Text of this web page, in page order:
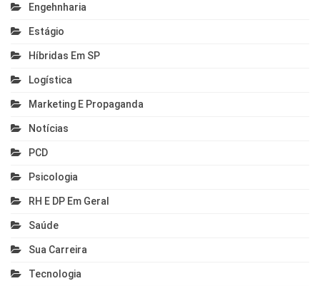
Engehnharia
Estágio
Híbridas Em SP
Logística
Marketing E Propaganda
Notícias
PCD
Psicologia
RH E DP Em Geral
Saúde
Sua Carreira
Tecnologia